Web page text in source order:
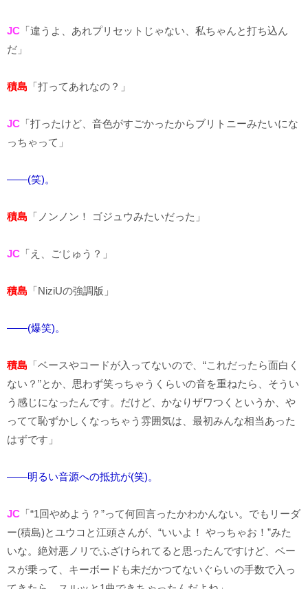
JC 「違うよ、あれプリセットじゃない、私ちゃんと打ち込ん
だ」
積島 「打ってあれなの？」
JC 「打ったけど、音色がすごかったからブリトニーみたいにな
っちゃって」
――(笑)。
積島 「ノンノン！ ゴジュウみたいだった」
JC 「え、ごじゅう？」
積島 「NiziUの強調版」
――(爆笑)。
積島 「ベースやコードが入ってないので、“これだったら面白く
ない？”とか、思わず笑っちゃうくらいの音を重ねたら、そうい
う感じになったんです。だけど、かなりザワつくというか、や
ってて恥ずかしくなっちゃう雰囲気は、最初みんな相当あった
はずです」
――明るい音源への抵抗が(笑)。
JC 「“1回やめよう？”って何回言ったかわかんない。でもリーダ
ー(積島)とユウコと江頭さんが、“いいよ！ やっちゃお！”みた
いな。絶対悪ノリでふざけられてると思ったんですけど、ベー
スが乗って、キーボードも未だかつてないぐらいの手数で入っ